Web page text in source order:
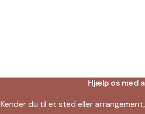
Hjælp os med
Kender du til et sted eller